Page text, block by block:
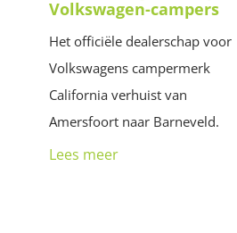
Volkswagen-campers
Het officiële dealerschap voor
Volkswagens campermerk
California verhuist van
Amersfoort naar Barneveld.
Lees meer